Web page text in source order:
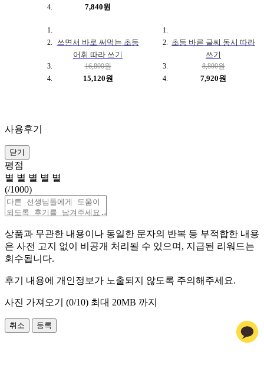
7,840원
쓰면서 바로 써먹는 초등
어휘 따라 쓰기
16,800원
15,120원
초등 바른 글씨 동시 따라
쓰기
8,800원
7,920원
사용후기
닫기
평점
별 별 별 별 별
(/1000)
상품과 무관한 내용이나 동일한 문자의 반복 등 부적합한 내용
은 사전 고지 없이 비공개 처리될 수 있으며, 지급된 리워드는
회수됩니다.
후기 내용에 개인정보가 노출되지 않도록 주의해주세요.
사진 가져오기 (0/10) 최대 20MB 까지
취소 등록